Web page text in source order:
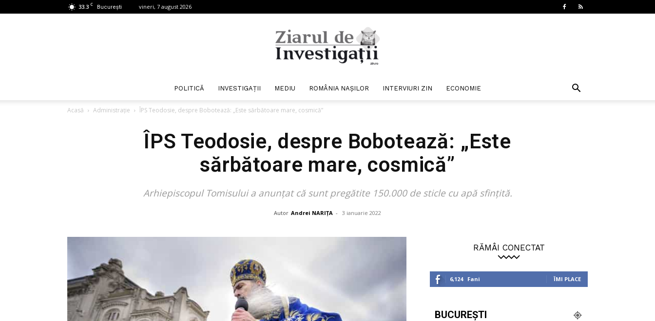
33.3 C București vineri, 7 august 2026
de
POLITICĂ INVESTIGAȚII MEDIU ROMÂNIA NAȘILOR INTERVIURI ZIN ECONOMIE
Acasă Administrație ÎPS Teodosie, despre Bobotează: „Este sărbătoare mare, cosmică”
ÎPS Teodosie, despre Bobotează: „Este
sărbătoare mare, cosmică”
Arhiepiscopul Tomisului a anunțat că sunt pregătite 150.000 de sticle cu apă sfințită.
Autor Andrei NARIȚA - 3 ianuarie 2022
RĂMÂI CONECTAT
6,124 Fani ÎMI PLACE
BUCUREȘTI